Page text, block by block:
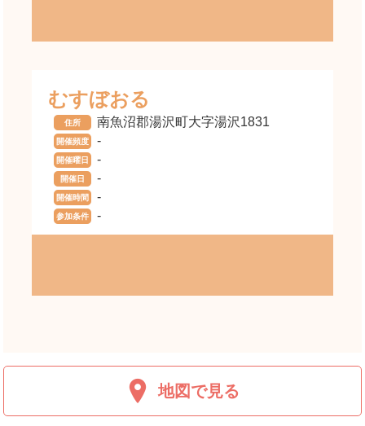
むすぼおる
住所 南魚沼郡湯沢町大字湯沢1831
開催頻度 -
開催曜日 -
開催日 -
開催時間 -
参加条件 -
地図で見る